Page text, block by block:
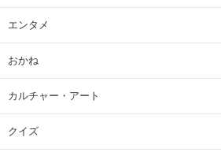
エンタメ
おかね
カルチャー・アート
クイズ